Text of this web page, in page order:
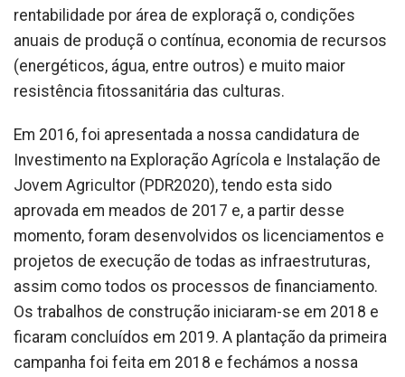
rentabilidade por área de exploraçã o, condições
anuais de produçã o contínua, economia de recursos
(energéticos, água, entre outros) e muito maior
resistência fitossanitária das culturas.
Em 2016, foi apresentada a nossa candidatura de
Investimento na Exploração Agrícola e Instalação de
Jovem Agricultor (PDR2020), tendo esta sido
aprovada em meados de 2017 e, a partir desse
momento, foram desenvolvidos os licenciamentos e
projetos de execução de todas as infraestruturas,
assim como todos os processos de financiamento.
Os trabalhos de construção iniciaram-se em 2018 e
ficaram concluídos em 2019. A plantação da primeira
campanha foi feita em 2018 e fechámos a nossa